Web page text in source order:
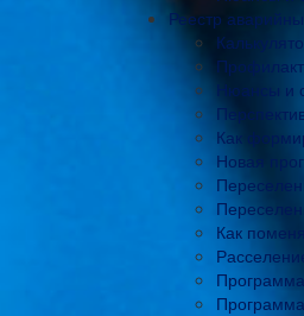
Реестр
Нюансы и
Как
Новая
Как